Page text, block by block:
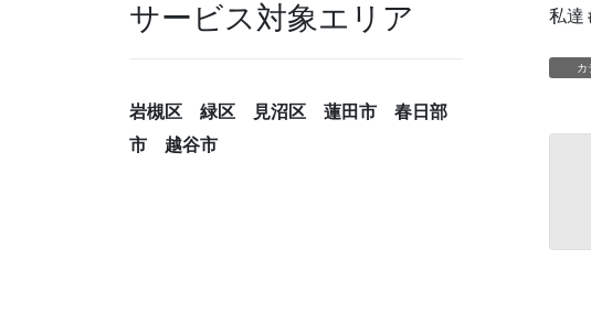
私達
カ
サービス対象エリア
岩槻区 緑区 見沼区 蓮田市 春日部
市 越谷市